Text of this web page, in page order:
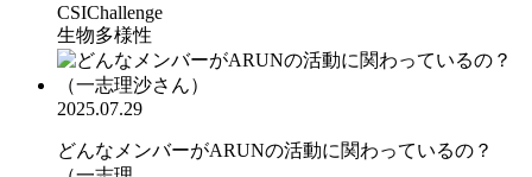
CSIChallenge
生物多様性
2025.07.29
どんなメンバーがARUNの活動に関わっているの？